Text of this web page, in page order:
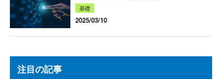
基礎
2025/03/10
注目の記事